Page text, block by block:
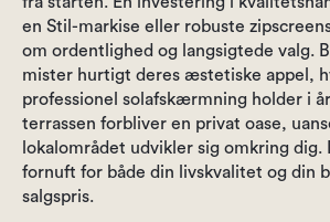
en Stil-markise eller robuste
om ordentlighed og langsigtede valg.
mister hurtigt deres æstetiske appel,
professionel solafskærmning holder i
terrassen forbliver en privat oase,
lokalområdet udvikler sig omkring dig.
fornuft for både din livskvalitet og din
salgspris.